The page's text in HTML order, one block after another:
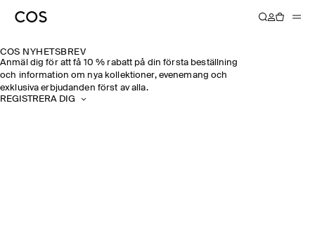
COS NYHETSBREV
Anmäl dig för att få 10 % rabatt på din första beställning
och information om nya kollektioner, evenemang och
exklusiva erbjudanden först av alla.
REGISTRERA DIG